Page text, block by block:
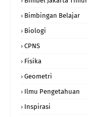
Bimbingan Belajar
Biologi
CPNS
Fisika
Geometri
Ilmu Pengetahuan
Inspirasi